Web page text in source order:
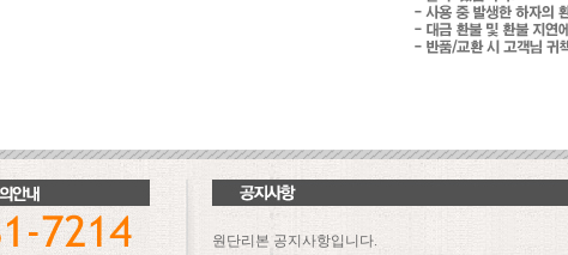
원단리본 공지사항입니다.